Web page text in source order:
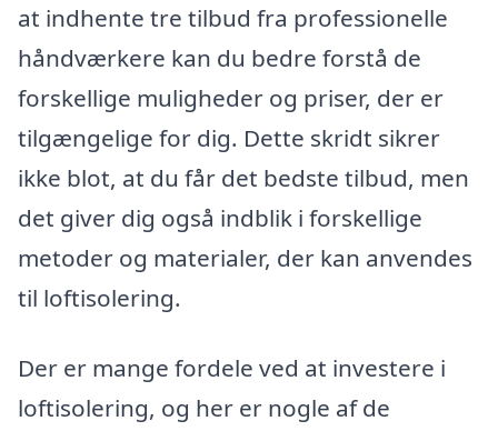
at indhente tre tilbud fra professionelle
håndværkere kan du bedre forstå de
forskellige muligheder og priser, der er
tilgængelige for dig. Dette skridt sikrer
ikke blot, at du får det bedste tilbud, men
det giver dig også indblik i forskellige
metoder og materialer, der kan anvendes
til loftisolering.
Der er mange fordele ved at investere i
loftisolering, og her er nogle af de